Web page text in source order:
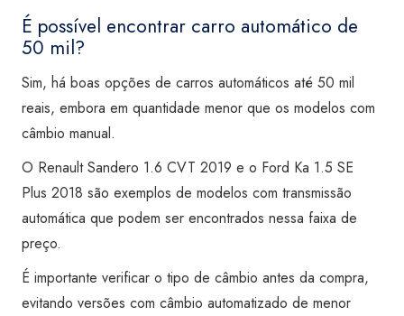
É possível encontrar carro automático de
50 mil?
Sim, há boas opções de carros automáticos até 50 mil
reais, embora em quantidade menor que os modelos com
câmbio manual.
O Renault Sandero 1.6 CVT 2019 e o Ford Ka 1.5 SE
Plus 2018 são exemplos de modelos com transmissão
automática que podem ser encontrados nessa faixa de
preço.
É importante verificar o tipo de câmbio antes da compra,
evitando versões com câmbio automatizado de menor